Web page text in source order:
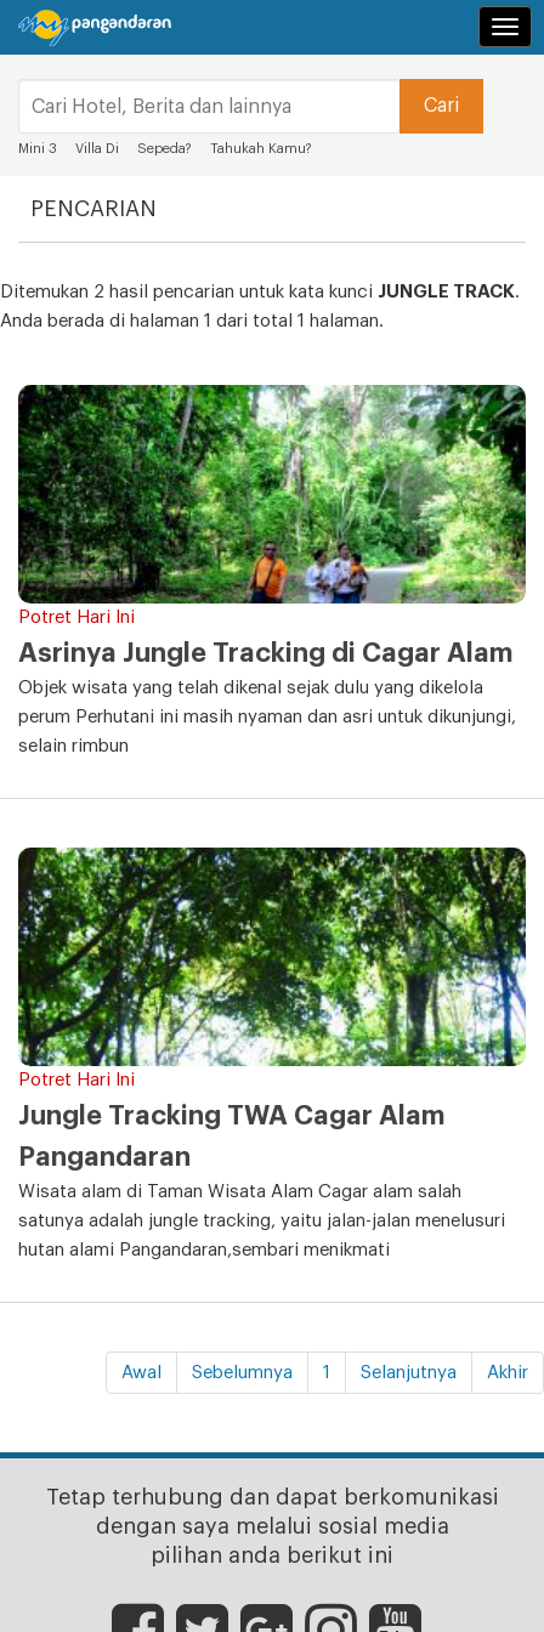
Mini 3 Villa Di Sepeda? Tahukah Kamu?
PENCARIAN
Ditemukan 2 hasil pencarian untuk kata kunci JUNGLE TRACK.
Anda berada di halaman 1 dari total 1 halaman.
Potret Hari Ini
Asrinya Jungle Tracking di Cagar Alam
Objek wisata yang telah dikenal sejak dulu yang dikelola
perum Perhutani ini masih nyaman dan asri untuk dikunjungi,
selain rimbun
Potret Hari Ini
Jungle Tracking TWA Cagar Alam
Pangandaran
Wisata alam di Taman Wisata Alam Cagar alam salah
satunya adalah jungle tracking, yaitu jalan-jalan menelusuri
hutan alami Pangandaran,sembari menikmati
Awal Sebelumnya 1 Selanjutnya Akhir
Tetap terhubung dan dapat berkomunikasi
dengan saya melalui sosial media
pilihan anda berikut ini